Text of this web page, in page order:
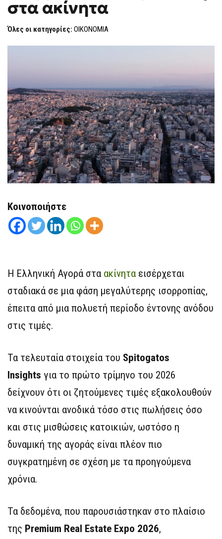
ΣΤΑ
ΑΚΊΝΗΤΑ
στα ακίνητα
Όλες οι κατηγορίες: ΟΙΚΟΝΟΜΙΑ
Κοινοποιήστε
Η Ελληνική Αγορά στα ακίνητα εισέρχεται
σταδιακά σε μια φάση μεγαλύτερης ισορροπίας,
έπειτα από μια πολυετή περίοδο έντονης ανόδου
στις τιμές.
Τα τελευταία στοιχεία του Spitogatos
Insights για το πρώτο τρίμηνο του 2026
δείχνουν ότι οι ζητούμενες τιμές εξακολουθούν
να κινούνται ανοδικά τόσο στις πωλήσεις όσο
και στις μισθώσεις κατοικιών, ωστόσο η
δυναμική της αγοράς είναι πλέον πιο
συγκρατημένη σε σχέση με τα προηγούμενα
χρόνια.
Τα δεδομένα, που παρουσιάστηκαν στο πλαίσιο
της Premium Real Estate Expo 2026,